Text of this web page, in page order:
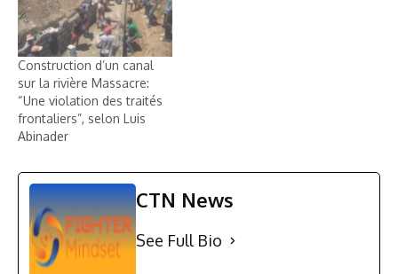
Construction d’un canal
sur la rivière Massacre:
“Une violation des traités
frontaliers”, selon Luis
Abinader
CTN News
See Full Bio